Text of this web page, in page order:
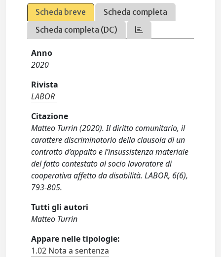
Scheda breve
Scheda completa
Scheda completa (DC)
Anno
2020
Rivista
LABOR
Citazione
Matteo Turrin (2020). Il diritto comunitario, il
carattere discriminatorio della clausola di un
contratto d’appalto e l’insussistenza materiale
del fatto contestato al socio lavoratore di
cooperativa affetto da disabilità. LABOR, 6(6),
793-805.
Tutti gli autori
Matteo Turrin
Appare nelle tipologie:
1.02 Nota a sentenza